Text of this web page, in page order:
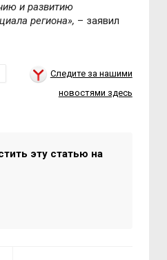
и развитию
региона», – заявил
Следите за нашими
новостями здесь
эту статью на